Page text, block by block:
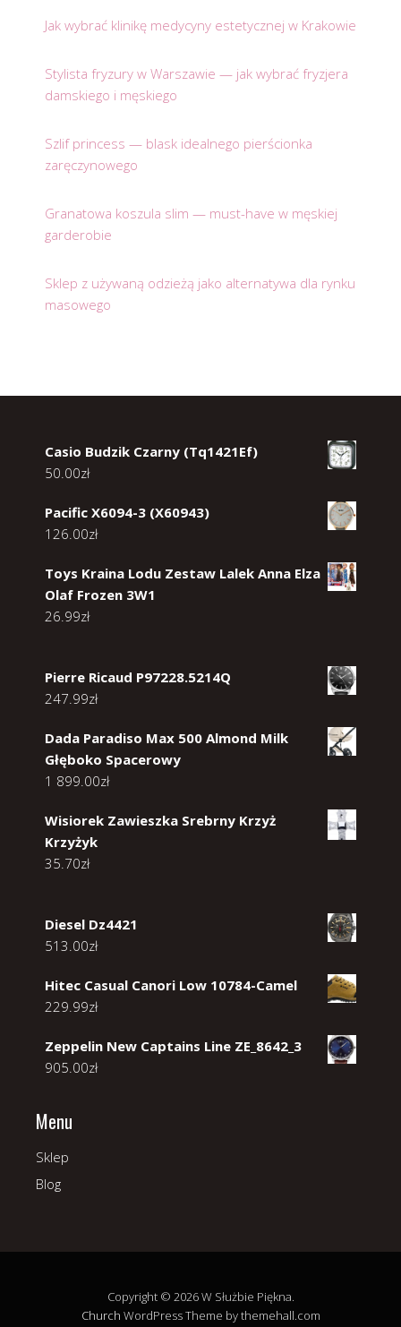
Jak wybrać klinikę medycyny estetycznej w Krakowie
Stylista fryzury w Warszawie — jak wybrać fryzjera
damskiego i męskiego
Szlif princess — blask idealnego pierścionka
zaręczynowego
Granatowa koszula slim — must-have w męskiej
garderobie
Sklep z używaną odzieżą jako alternatywa dla rynku
masowego
Casio Budzik Czarny (Tq1421Ef)
50.00zł
Pacific X6094-3 (X60943)
126.00zł
Toys Kraina Lodu Zestaw Lalek Anna Elza
Olaf Frozen 3W1
26.99zł
Pierre Ricaud P97228.5214Q
247.99zł
Dada Paradiso Max 500 Almond Milk
Głęboko Spacerowy
1 899.00zł
Wisiorek Zawieszka Srebrny Krzyż
Krzyżyk
35.70zł
Diesel Dz4421
513.00zł
Hitec Casual Canori Low 10784-Camel
229.99zł
Zeppelin New Captains Line ZE_8642_3
905.00zł
Menu
Sklep
Blog
Copyright © 2026 W Służbie Piękna.
Church WordPress Theme by themehall.com